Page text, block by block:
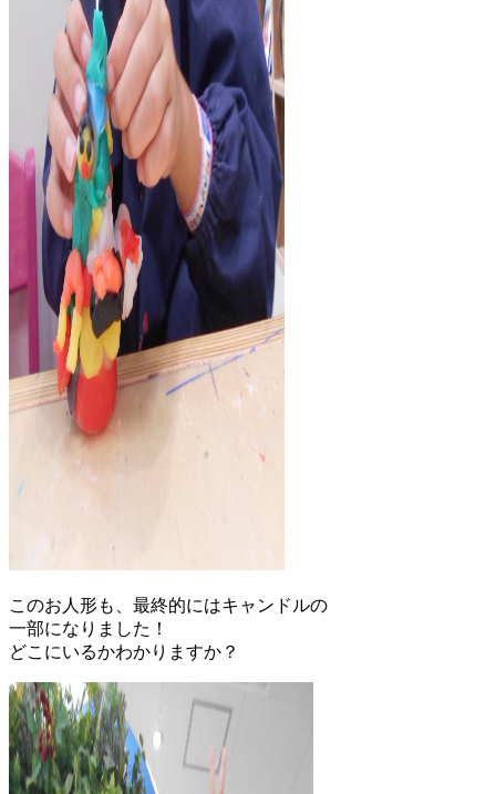
このお人形も、最終的にはキャンドルの
一部になりました！
どこにいるかわかりますか？